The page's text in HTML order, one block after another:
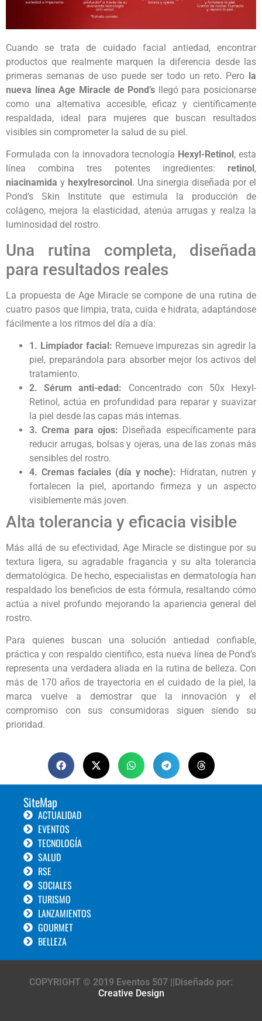
Cuando se trata de cuidado facial antiedad, encontrar
productos que realmente marquen la diferencia desde las
primeras semanas de uso puede ser todo un reto. Pero la
nueva línea Age Miracle de Pond’s llegó para posicionarse
como una alternativa accesible, eficaz y científicamente
respaldada, ideal para mujeres que buscan resultados
visibles sin comprometer la salud de su piel.
Formulada con la innovadora tecnología Hexyl-Retinol , esta
línea combina tres potentes ingredientes: retinol ,
niacinamida y hexylresorcinol . Una sinergia diseñada por el
Pond’s Skin Institute que estimula la producción de
colágeno, mejora la elasticidad, atenúa arrugas y realza la
luminosidad del rostro.
Una rutina completa, diseñada
para resultados reales
La propuesta de Age Miracle se compone de una rutina de
cuatro pasos que limpia, trata, cuida e hidrata, adaptándose
fácilmente a los ritmos del día a día:
1. Limpiador facial: Remueve impurezas sin agredir la
piel, preparándola para absorber mejor los activos del
tratamiento.
2. Sérum anti-edad: Concentrado con 50x Hexyl-
Retinol, actúa en profundidad para reparar y suavizar
la piel desde las capas más internas.
3. Crema para ojos: Diseñada específicamente para
reducir arrugas, bolsas y ojeras, una de las zonas más
sensibles del rostro.
4. Cremas faciales (día y noche): Hidratan, nutren y
fortalecen la piel, aportando firmeza y un aspecto
visiblemente más joven.
Alta tolerancia y eficacia visible
Más allá de su efectividad, Age Miracle se distingue por su
textura ligera, su agradable fragancia y su alta tolerancia
dermatológica. De hecho, especialistas en dermatología han
respaldado los beneficios de esta fórmula, resaltando cómo
actúa a nivel profundo mejorando la apariencia general del
rostro.
Para quienes buscan una solución antiedad confiable,
práctica y con respaldo científico, esta nueva línea de Pond’s
representa una verdadera aliada en la rutina de belleza. Con
más de 170 años de trayectoria en el cuidado de la piel, la
marca vuelve a demostrar que la innovación y el
compromiso con sus consumidoras siguen siendo su
prioridad.
SiteMap
ACTUALIDAD
EVENTOS
TECNOLOGÍA
SALUD
RSE
SOCIALES
TURISMO
LANZAMIENTOS
GOURMET
BELLEZA
COPYRIGHT © 2019 Eventos 507 ||Diseñado por:
Creative Design